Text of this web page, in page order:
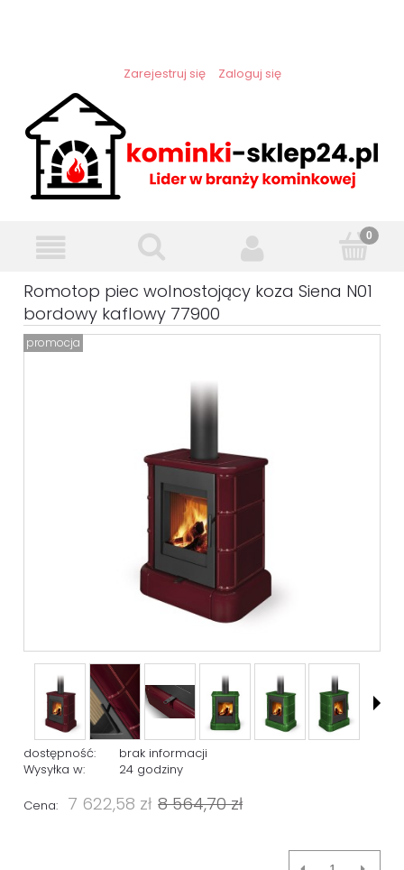
Zarejestruj się Zaloguj się
Romotop piec wolnostojący koza Siena N01
bordowy kaflowy 77900
promocja
dostępność:
brak informacji
Wysyłka w:
24 godziny
Cena: 7 622,58 zł 8 564,70 zł